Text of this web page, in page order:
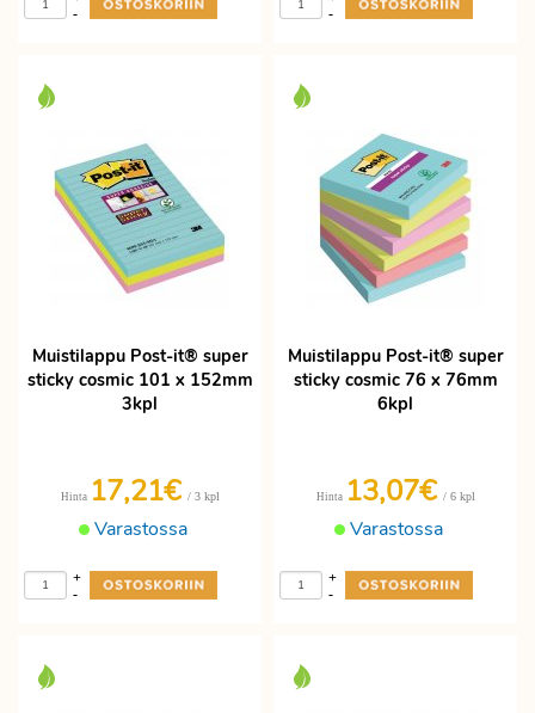
-
-
Muistilappu Post-it® super
sticky cosmic 101 x 152mm
3kpl
Varastossa
Hinta 17,21€ / 3 kpl
-
+
Muistilappu Post-it® super
sticky cosmic 76 x 76mm
6kpl
Varastossa
Hinta 13,07€ / 6 kpl
-
+